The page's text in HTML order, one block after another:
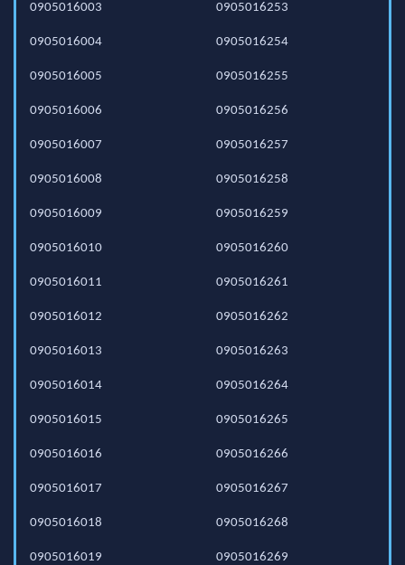
0905016003
0905016004
0905016005
0905016006
0905016007
0905016008
0905016009
0905016010
0905016011
0905016012
0905016013
0905016014
0905016015
0905016016
0905016017
0905016018
0905016019
0905016253
0905016254
0905016255
0905016256
0905016257
0905016258
0905016259
0905016260
0905016261
0905016262
0905016263
0905016264
0905016265
0905016266
0905016267
0905016268
0905016269